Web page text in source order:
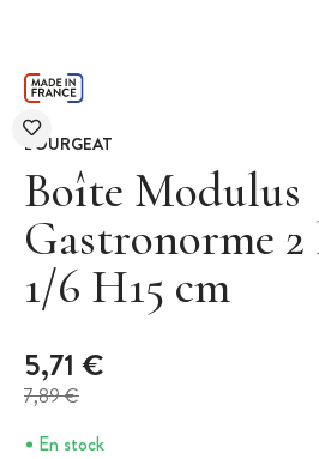
BOURGEAT
Boîte Modulus
Gastronorme
1/6 H15 cm
5,71 €
7,89 €
En stock